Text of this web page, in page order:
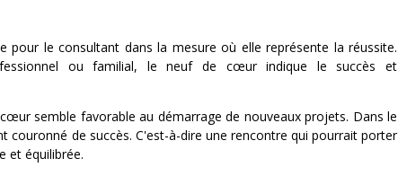
le consultant dans la mesure où elle représente la réussite.
ou familial, le neuf de cœur indique le succès et
semble favorable au démarrage de nouveaux projets. Dans le
couronné de succès. C'est-à-dire une rencontre qui pourrait porter
et équilibrée.